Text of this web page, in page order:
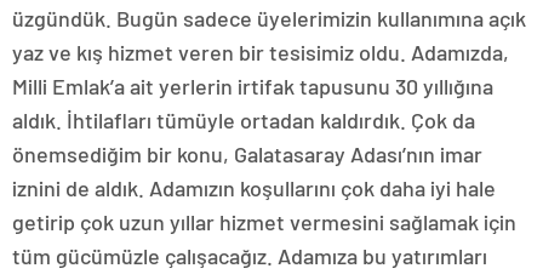
üzgündük. Bugün sadece üyelerimizin kullanımına açık
yaz ve kış hizmet veren bir tesisimiz oldu. Adamızda,
Milli Emlak’a ait yerlerin irtifak tapusunu 30 yıllığına
aldık. İhtilafları tümüyle ortadan kaldırdık. Çok da
önemsediğim bir konu, Galatasaray Adası’nın imar
iznini de aldık. Adamızın koşullarını çok daha iyi hale
getirip çok uzun yıllar hizmet vermesini sağlamak için
tüm gücümüzle çalışacağız. Adamıza bu yatırımları